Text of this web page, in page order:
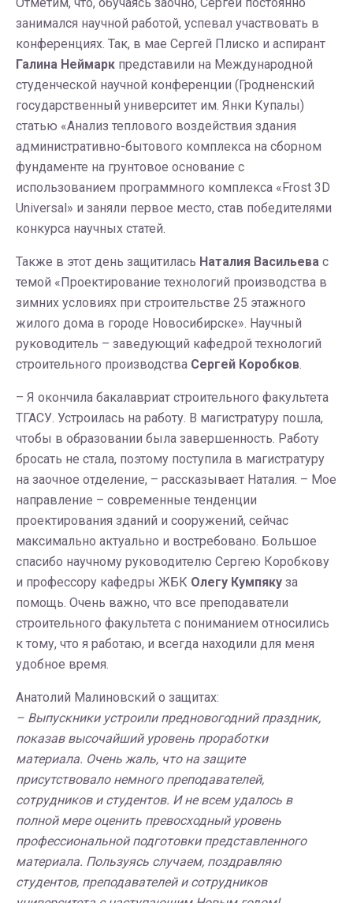
занимался научной работой, успевал участвовать в
конференциях. Так, в мае Сергей Плиско и аспирант
Галина Неймарк представили на Международной
студенческой научной конференции (Гродненский
государственный университет им. Янки Купалы)
статью «Анализ теплового воздействия здания
административно-бытового комплекса на сборном
фундаменте на грунтовое основание с
использованием программного комплекса «Frost 3D
Universal» и заняли первое место, став победителями
конкурса научных статей.
Также в этот день защитилась Наталия Васильева с
темой «Проектирование технологий производства в
зимних условиях при строительстве 25 этажного
жилого дома в городе Новосибирске». Научный
руководитель – заведующий кафедрой технологий
строительного производства Сергей Коробков.
– Я окончила бакалавриат строительного факультета
ТГАСУ. Устроилась на работу. В магистратуру пошла,
чтобы в образовании была завершенность. Работу
бросать не стала, поэтому поступила в магистратуру
на заочное отделение, – рассказывает Наталия. – Мое
направление – современные тенденции
проектирования зданий и сооружений, сейчас
максимально актуально и востребовано. Большое
спасибо научному руководителю Сергею Коробкову
и профессору кафедры ЖБК Олегу Кумпяку за
помощь. Очень важно, что все преподаватели
строительного факультета с пониманием относились
к тому, что я работаю, и всегда находили для меня
удобное время.
Анатолий Малиновский о защитах:
– Выпускники устроили предновогодний праздник,
показав высочайший уровень проработки
материала. Очень жаль, что на защите
присутствовало немного преподавателей,
сотрудников и студентов. И не всем удалось в
полной мере оценить превосходный уровень
профессиональной подготовки представленного
материала. Пользуясь случаем, поздравляю
студентов, преподавателей и сотрудников